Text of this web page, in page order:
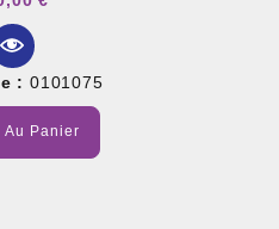
: 0101075
Au Panier